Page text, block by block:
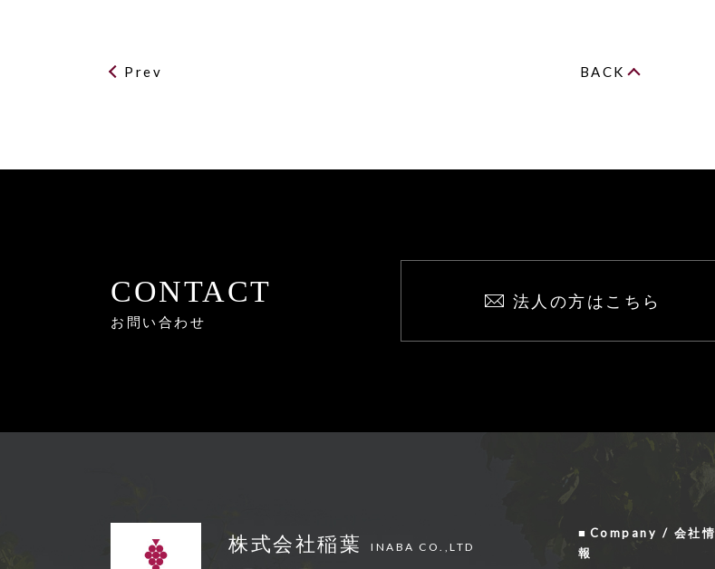
Prev BACK
CONTACT
お問い合わせ
法人の方はこちら
株式会社稲葉 INABA CO.,LTD
Company / 会社情
報